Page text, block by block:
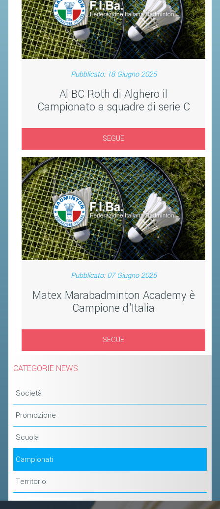
Pubblicato: 18 Giugno 2025
Al BC Roth di Alghero il
Campionato a squadre di serie C
SEGUE
Pubblicato: 07 Giugno 2025
Matex Marabadminton Academy è
Campione d'Italia
SEGUE
CATEGORIE NEWS
Società
Promozione
Scuola
Campionati
Territorio